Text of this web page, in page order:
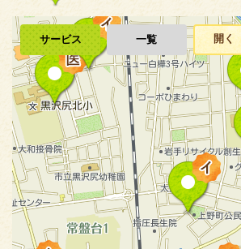
サービス 一覧 開く